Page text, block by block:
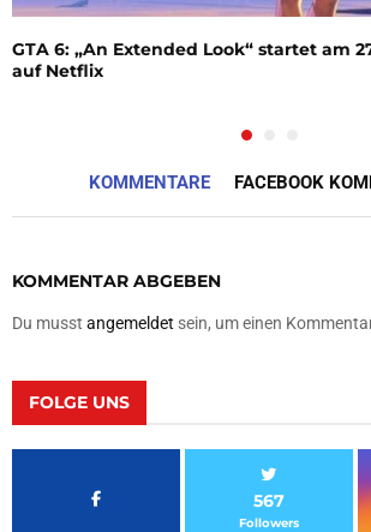
GTA 6: „An Extended Look“ startet am
auf Netflix
KOMMENTARE FACEBOOK
KOMMENTAR ABGEBEN
Du musst angemeldet sein, um einen
FOLGE UNS
567
Followers